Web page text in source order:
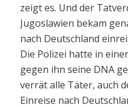
zeigt es. Und der
Jugoslawien bekam
nach Deutschland
Die Polizei hatte in
gegen ihn seine DNA
verrät alle Täter, auch
Einreise nach